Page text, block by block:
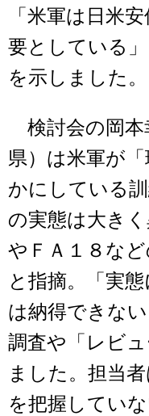
「米軍は日米
要としている
を示しました。
検討会の岡本
県）は米軍が
かにしている
の実態は大き
やＦＡ１８な
と指摘。「実
は納得できな
調査や「レビ
ました。担当
を把握してい